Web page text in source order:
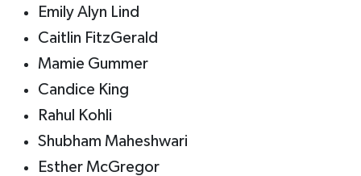
Emily Alyn Lind
Caitlin FitzGerald
Mamie Gummer
Candice King
Rahul Kohli
Shubham Maheshwari
Esther McGregor